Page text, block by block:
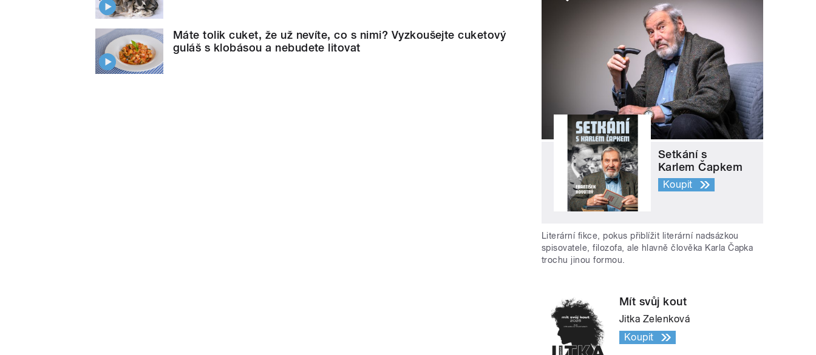
Máte tolik cuket, že už nevíte, co s nimi? Vyzkoušejte cuketový
guláš s klobásou a nebudete litovat
Setkání s
Karlem Čapkem
Koupit
Literární fikce, pokus přiblížit literární nadsázkou
spisovatele, filozofa, ale hlavně člověka Karla Čapka
trochu jinou formou.
Mít svůj kout
Jitka Zelenková
Koupit